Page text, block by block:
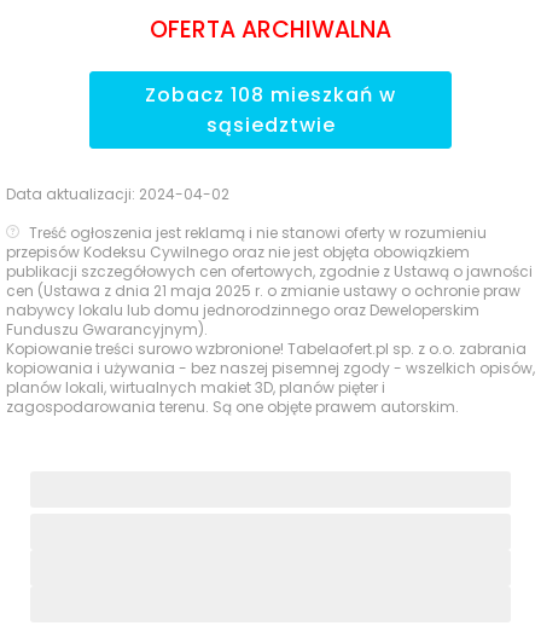
OFERTA ARCHIWALNA
Zobacz 108 mieszkań w
sąsiedztwie
Data aktualizacji: 2024-04-02
Treść ogłoszenia jest reklamą i nie stanowi oferty w rozumieniu
przepisów Kodeksu Cywilnego oraz nie jest objęta obowiązkiem
publikacji szczegółowych cen ofertowych, zgodnie z Ustawą o jawności
cen (Ustawa z dnia 21 maja 2025 r. o zmianie ustawy o ochronie praw
nabywcy lokalu lub domu jednorodzinnego oraz Deweloperskim
Funduszu Gwarancyjnym).
Kopiowanie treści surowo wzbronione! Tabelaofert.pl sp. z o.o. zabrania
kopiowania i używania - bez naszej pisemnej zgody - wszelkich opisów,
planów lokali, wirtualnych makiet 3D, planów pięter i
zagospodarowania terenu. Są one objęte prawem autorskim.